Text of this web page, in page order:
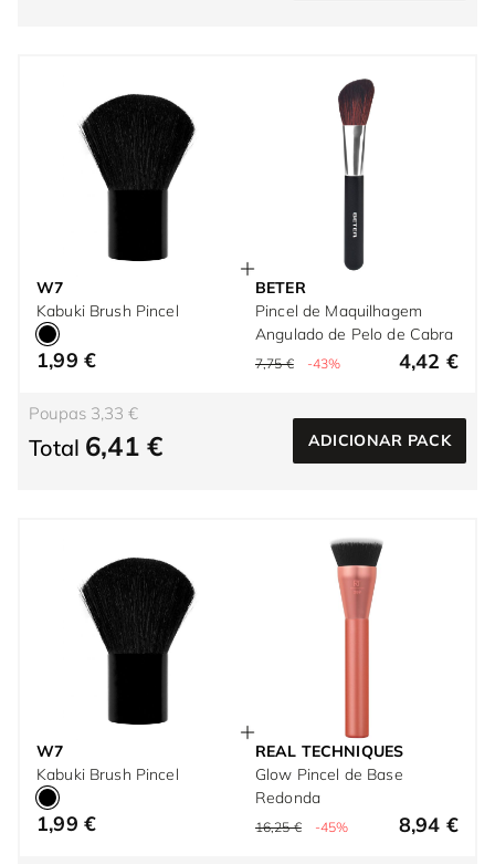
W7
Kabuki Brush Pincel
1,99 €
BETER
Pincel de Maquilhagem
Angulado de Pelo de Cabra
7,75 € -43% 4,42 €
Poupas 3,33 €
Total 6,41 € ADICIONAR PACK
W7
Kabuki Brush Pincel
1,99 €
REAL TECHNIQUES
Glow Pincel de Base
Redonda
16,25 € -45% 8,94 €